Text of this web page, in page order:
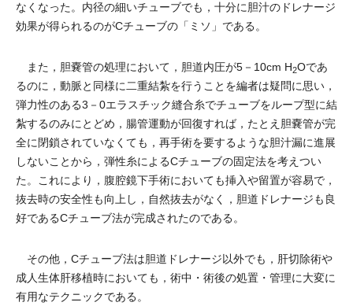
なくなった。内径の細いチューブでも，十分に胆汁のドレナージ
効果が得られるのがCチューブの「ミソ」である。
また，胆嚢管の処理において，胆道内圧が5－10cm H2Oであ
るのに，動脈と同様に二重結紮を行うことを編者は疑問に思い，
弾力性のある3－0エラスチック縫合糸でチューブをループ型に結
紮するのみにとどめ，腸管運動が回復すれば，たとえ胆嚢管が完
全に閉鎖されていなくても，再手術を要するような胆汁漏に進展
しないことから，弾性糸によるCチューブの固定法を考えつい
た。これにより，腹腔鏡下手術においても挿入や留置が容易で，
抜去時の安全性も向上し，自然抜去がなく，胆道ドレナージも良
好であるCチューブ法が完成されたのである。
その他，Cチューブ法は胆道ドレナージ以外でも，肝切除術や
成人生体肝移植時においても，術中・術後の処置・管理に大変に
有用なテクニックである。